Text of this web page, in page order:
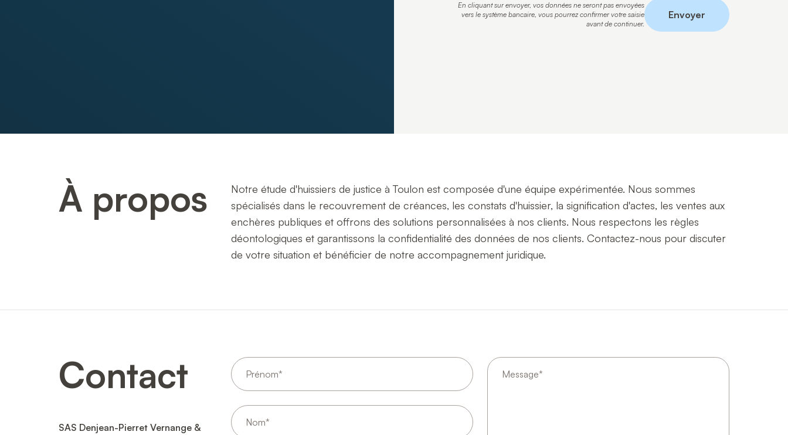
En cliquant sur envoyer, vos données ne seront pas envoyées
vers le système bancaire, vous pourrez confirmer votre saisie
avant de continuer.
Envoyer
À propos
Notre étude d'huissiers de justice à Toulon est composée d'une équipe expérimentée. Nous sommes
spécialisés dans le recouvrement de créances, les constats d'huissier, la signification d'actes, les ventes aux
enchères publiques et offrons des solutions personnalisées à nos clients. Nous respectons les règles
déontologiques et garantissons la confidentialité des données de nos clients. Contactez-nous pour discuter
de votre situation et bénéficier de notre accompagnement juridique.
Contact
SAS Denjean-Pierret Vernange &